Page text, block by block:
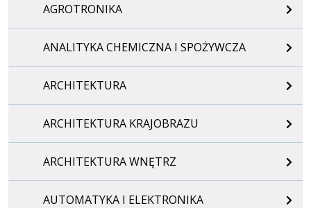
AGROTRONIKA
ANALITYKA CHEMICZNA I SPOŻYWCZA
ARCHITEKTURA
ARCHITEKTURA KRAJOBRAZU
ARCHITEKTURA WNĘTRZ
AUTOMATYKA I ELEKTRONIKA